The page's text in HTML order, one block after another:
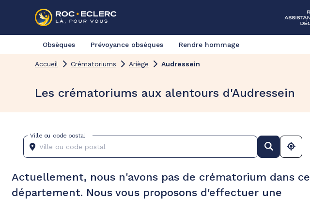
Obsèques Prévoyance obsèques Rendre hommage
Accueil Crématoriums Ariège Audressein
Les crématoriums aux alentours d'Audressein
Ville ou code postal
Actuellement, nous n'avons pas de crématorium dans ce
département. Nous vous proposons d'effectuer une